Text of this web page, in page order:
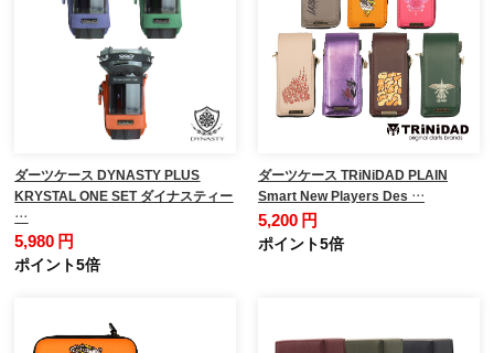
ダーツケース DYNASTY PLUS
KRYSTAL ONE SET ダイナスティー
…
5,980 円
ポイント5倍
ダーツケース TRiNiDAD PLAIN
Smart New Players Des …
5,200 円
ポイント5倍